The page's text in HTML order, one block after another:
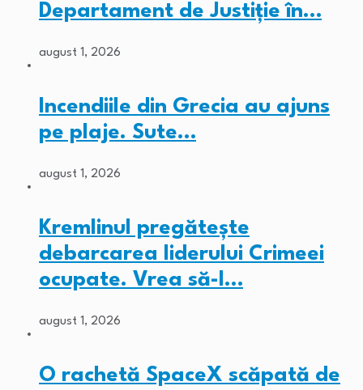
Departament de Justiție în…
august 1, 2026
Incendiile din Grecia au ajuns
pe plaje. Sute…
august 1, 2026
Kremlinul pregătește
debarcarea liderului Crimeei
ocupate. Vrea să-l…
august 1, 2026
O rachetă SpaceX scăpată de